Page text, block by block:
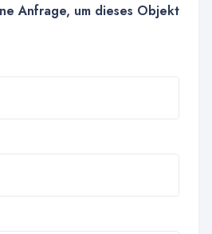
Anfrage, um dieses Objekt